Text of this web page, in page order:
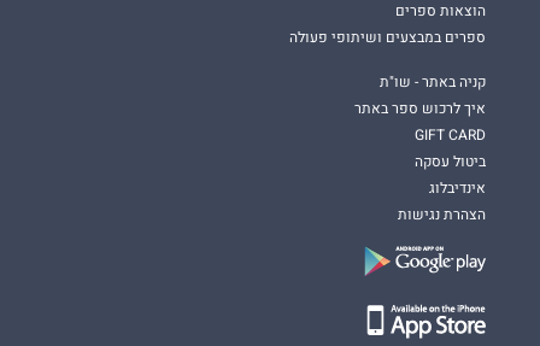
הוצאות ספרים
ספרים במבצעים ושיתופי פעולה
קניה באתר - שו"ת
איך לרכוש ספר באתר
GIFT CARD
ביטול עסקה
אינדיבלוג
הצהרת נגישות